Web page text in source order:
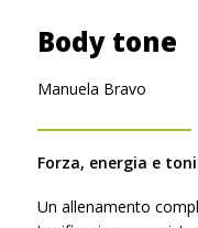
Body tone
Manuela Bravo
Forza, energia e
Un allenamento